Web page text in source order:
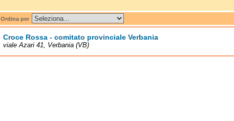
Ordina per
Croce Rossa - comitato provinciale Verbania
viale Azari 41, Verbania (VB)